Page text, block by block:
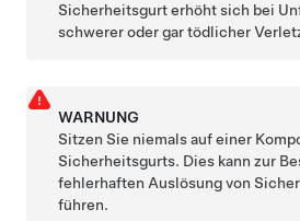
Sicherheitsgurt erhöht sich bei
schwerer oder gar tödlicher
WARNUNG
Sitzen Sie niemals auf einer
Sicherheitsgurts. Dies kann zur
fehlerhaften Auslösung von
führen.